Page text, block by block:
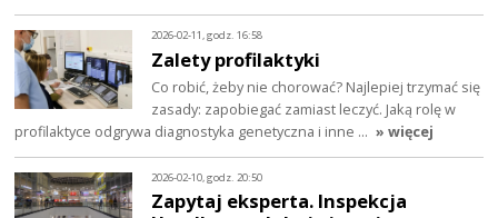
2026-02-11, godz. 16:58
Zalety profilaktyki
Co robić, żeby nie chorować? Najlepiej trzymać się
zasady: zapobiegać zamiast leczyć. Jaką rolę w
profilaktyce odgrywa diagnostyka genetyczna i inne … » więcej
2026-02-10, godz. 20:50
Zapytaj eksperta. Inspekcja